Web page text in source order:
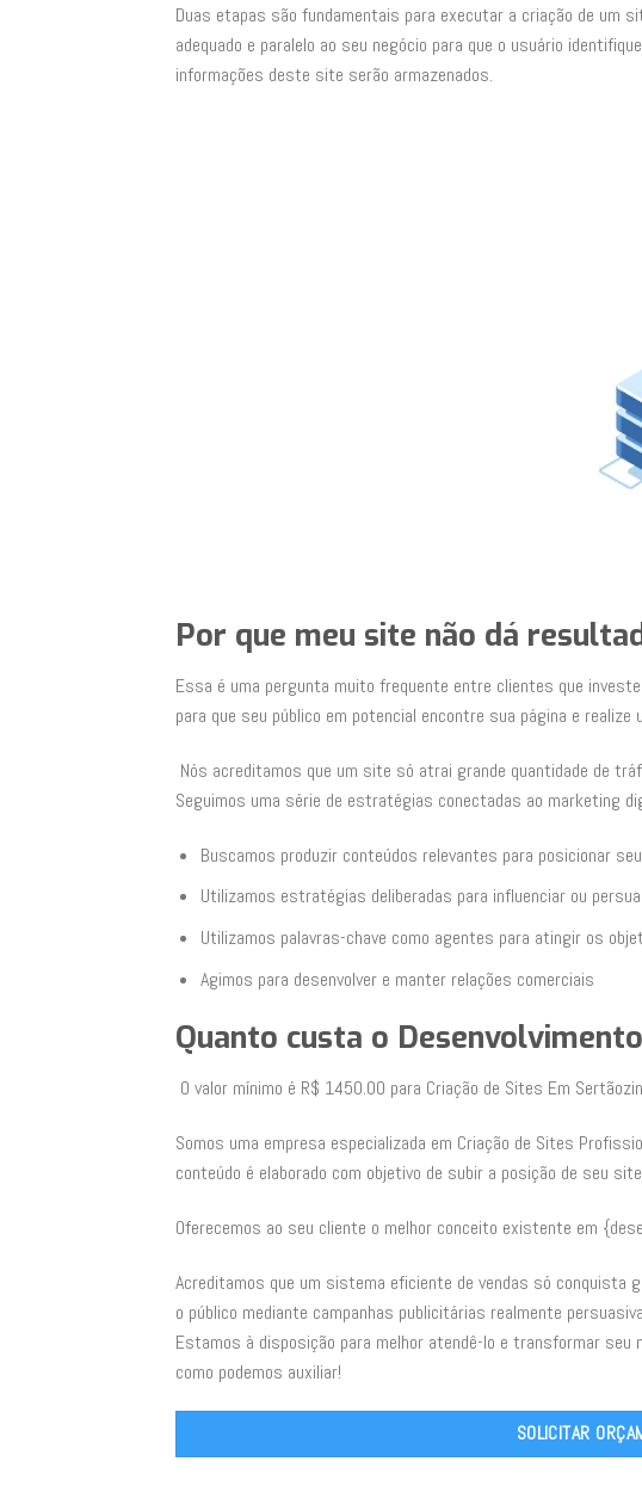
Duas etapas são fundamentais para executar a criação de um
adequado e paralelo ao seu negócio para que o usuário
informações deste site serão armazenados.
Por que meu site não dá
Essa é uma pergunta muito frequente entre clientes que
para que seu público em potencial encontre sua página e realize
Nós acreditamos que um site só atrai grande quantidade de
Seguimos uma série de estratégias conectadas ao marketing
Buscamos produzir conteúdos relevantes para posicionar
Utilizamos estratégias deliberadas para influenciar ou
Utilizamos palavras-chave como agentes para atingir os
Agimos para desenvolver e manter relações comerciais
Quanto custa o
O valor mínimo é R$ 1450.00 para Criação de Sites Em
Somos uma empresa especializada em Criação de Sites
conteúdo é elaborado com objetivo de subir a posição de seu
Oferecemos ao seu cliente o melhor conceito existente em
Acreditamos que um sistema eficiente de vendas só conquista
o público mediante campanhas publicitárias realmente
Estamos à disposição para melhor atendê-lo e transformar seu
como podemos auxiliar!
SOLICITAR